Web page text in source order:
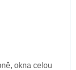
okna celou